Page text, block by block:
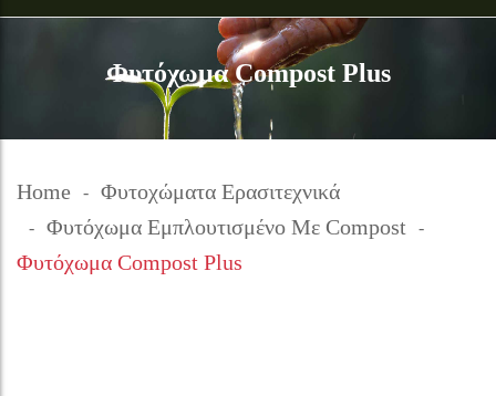
Φυτόχωμα Compost Plus
Home
Φυτοχώματα Ερασιτεχνικά
Φυτόχωμα Εμπλουτισμένο Με Compost
Φυτόχωμα Compost Plus